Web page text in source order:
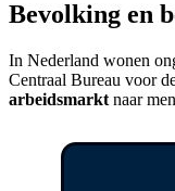
Bevolking en
In Nederland wonen
Centraal Bureau voor
arbeidsmarkt naar